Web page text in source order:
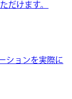
だけます。
ションを実際に